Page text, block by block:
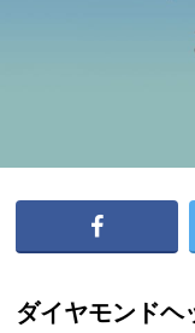
ダイヤモンドヘ